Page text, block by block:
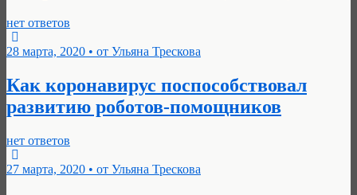
нет ответов
28 марта, 2020 • от Ульяна Трескова
Как коронавирус поспособствовал
развитию роботов-помощников
нет ответов
27 марта, 2020 • от Ульяна Трескова